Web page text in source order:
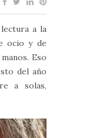
a la
ocio y de
Eso
del año
a solas,